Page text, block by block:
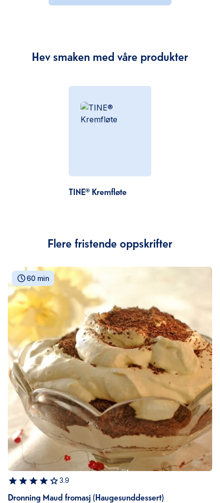
Hev smaken med våre produkter
TINE® Kremfløte
Flere fristende oppskrifter
60 min
3.9
Dronning Maud fromasj (Haugesunddessert)